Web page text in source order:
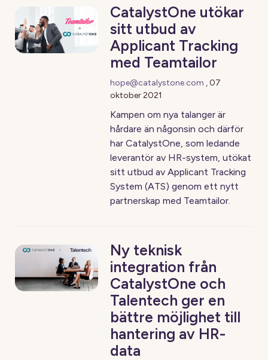
CatalystOne utökar
sitt utbud av
Applicant Tracking
med Teamtailor
hope@catalystone.com ,07
oktober 2021
Kampen om nya talanger är
hårdare än någonsin och därför
har CatalystOne, som ledande
leverantör av HR-system, utökat
sitt utbud av Applicant Tracking
System (ATS) genom ett nytt
partnerskap med Teamtailor.
Ny teknisk
integration från
CatalystOne och
Talentech ger en
bättre möjlighet till
hantering av HR-
data